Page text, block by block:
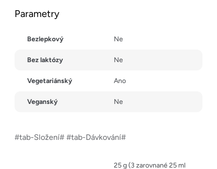
Parametry
Bezlepkový Ne
Bez laktózy Ne
Vegetariánský Ano
Veganský Ne
#tab-Složení# #tab-Dávkování#
25 g (3 zarovnané 25 ml